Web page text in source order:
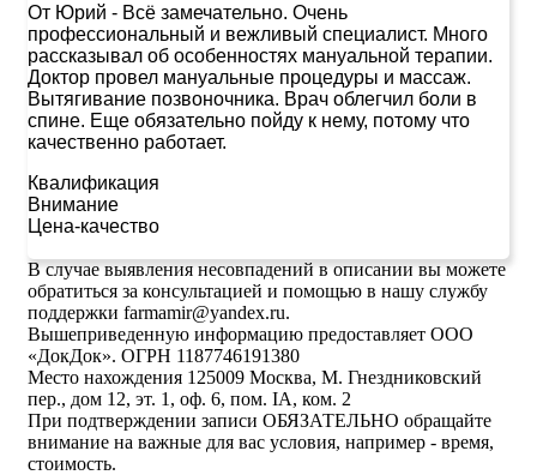
От Юрий - Всё замечательно. Очень
профессиональный и вежливый специалист. Много
рассказывал об особенностях мануальной терапии.
Доктор провел мануальные процедуры и массаж.
Вытягивание позвоночника. Врач облегчил боли в
спине. Еще обязательно пойду к нему, потому что
качественно работает.
Квалификация
Внимание
Цена-качество
В случае выявления несовпадений в описании вы можете
обратиться за консультацией и помощью в нашу службу
поддержки farmamir@yandex.ru.
Вышеприведенную информацию предоставляет ООО
«ДокДок». ОГРН 1187746191380
Место нахождения 125009 Москва, М. Гнездниковский
пер., дом 12, эт. 1, оф. 6, пом. IA, ком. 2
При подтверждении записи ОБЯЗАТЕЛЬНО обращайте
внимание на важные для вас условия, например - время,
стоимость.